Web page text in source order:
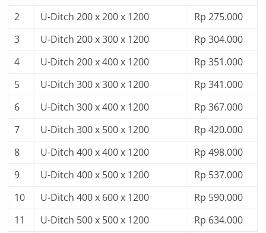
2
U-Ditch 200 x 200 x 1200
Rp 275.000
3
U-Ditch 200 x 300 x 1200
Rp 304.000
4
U-Ditch 200 x 400 x 1200
Rp 351.000
5
U-Ditch 300 x 300 x 1200
Rp 341.000
6
U-Ditch 300 x 400 x 1200
Rp 367.000
7
U-Ditch 300 x 500 x 1200
Rp 420.000
8
U-Ditch 400 x 400 x 1200
Rp 498.000
9
U-Ditch 400 x 500 x 1200
Rp 537.000
10
U-Ditch 400 x 600 x 1200
Rp 590.000
11
U-Ditch 500 x 500 x 1200
Rp 634.000